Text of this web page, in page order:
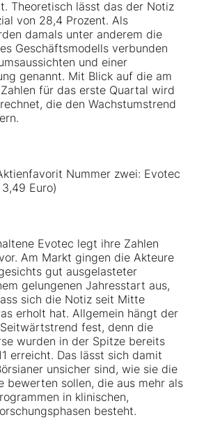
Theoretisch lässt das der Notiz
von 28,4 Prozent. Als
damals unter anderem die
Geschäftsmodells verbunden
und einer
genannt. Mit Blick auf die am
für das erste Quartal wird
die den Wachstumstrend
Nummer zwei: Evotec
Euro)
Evotec legt ihre Zahlen
Am Markt gingen die Akteure
gut ausgelasteter
gelungenen Jahresstart aus,
sich die Notiz seit Mitte
erholt hat. Allgemein hängt der
fest, denn die
wurden in der Spitze bereits
erreicht. Das lässt sich damit
unsicher sind, wie sie die
bewerten sollen, die aus mehr als
in klinischen,
besteht.